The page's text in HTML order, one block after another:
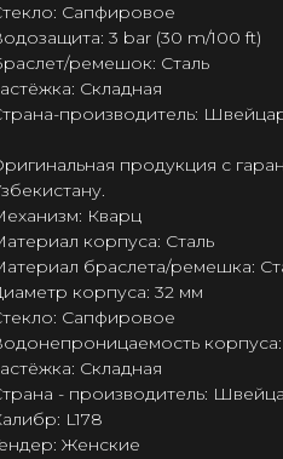
Сапфировое
3 bar (30 m/100 ft)
ремешок: Сталь
Складная
производитель:
продукция с
Кварц
корпуса: Сталь
браслета/ремешка:
корпуса: 32 мм
Сапфировое
Складная
- производитель:
L178
Женские